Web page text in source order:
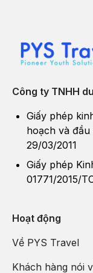
2. Tháp Bà
Tháp Bà Ponagar
ngay trung tâm
nung với kiến trúc
Đến đây, du khách
bình giữa thiên
đây trở thành điểm
Công ty TNHH
Giấy phép
hoạch và
29/03/2011
Giấy phép
01771/2015/
Hoạt động
Về PYS Travel
Khách hàng nói